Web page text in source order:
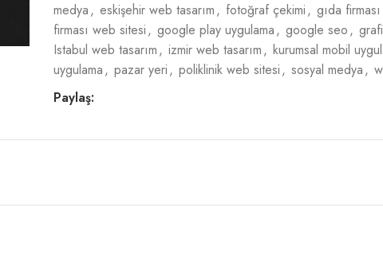
medya, eskişehir web tasarım, fotoğraf çekimi, gıda
firması web sitesi, google play uygulama, google seo,
Istabul web tasarım, izmir web tasarım, kurumsal mobil
uygulama, pazar yeri, poliklinik web sitesi, sosyal medya,
Paylaş: